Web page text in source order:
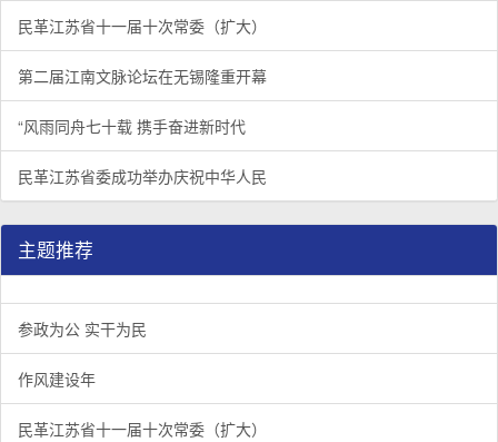
民革江苏省十一届十次常委（扩大）
第二届江南文脉论坛在无锡隆重开幕
“风雨同舟七十载 携手奋进新时代
民革江苏省委成功举办庆祝中华人民
主题推荐
参政为公 实干为民
作风建设年
民革江苏省十一届十次常委（扩大）